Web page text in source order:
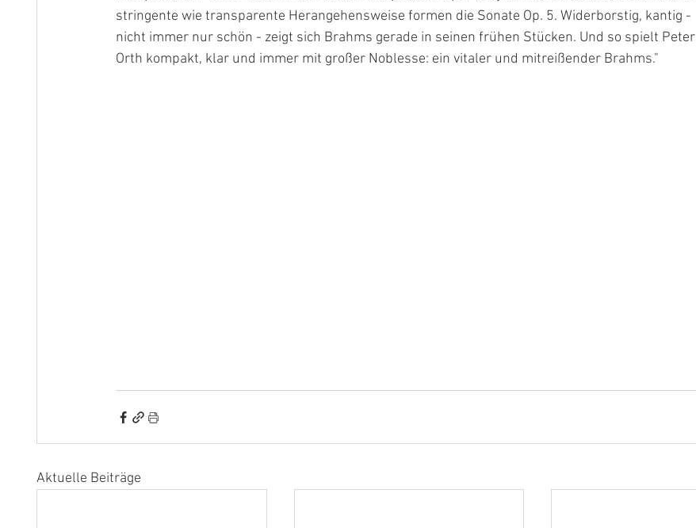
stringente wie transparente Herangehensweise formen die Sonate Op. 5. Widerborstig, kantig -
nicht immer nur schön - zeigt sich Brahms gerade in seinen frühen Stücken. Und so spielt Peter
Orth kompakt, klar und immer mit großer Noblesse: ein vitaler und mitreißender Brahms."
Aktuelle Beiträge